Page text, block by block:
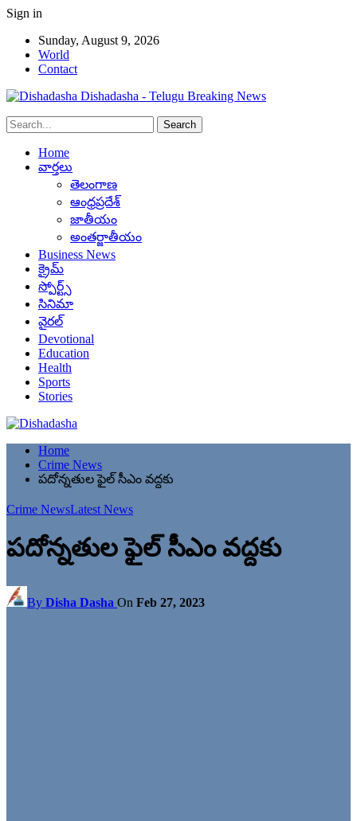
Sign in
Sunday, August 9, 2026
World
Contact
Dishadasha - Telugu Breaking News
Home
వార్తలు
తెలంగాణ
ఆంధ్రప్రదేశ్
జాతీయం
అంతర్జాతీయం
Business News
క్రైమ్
స్పోర్ట్స్
సినిమా
వైరల్
Devotional
Education
Health
Sports
Stories
Home
Crime News
పదోన్నతుల ఫైల్ సీఎం వద్దకు
Crime NewsLatest News
పదోన్నతుల ఫైల్ సీఎం వద్దకు
By Disha Dasha On Feb 27, 2023